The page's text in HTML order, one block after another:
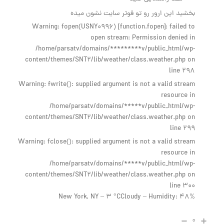
بخشید این ارور رو تو فوتر سایت نشون میده
Warning: fopen(USNY0996) [function.fopen]: failed to
open stream: Permission denied in
/home/parsatv/domains/*********v/public_html/wp-
content/themes/SNT2/lib/weather/class.weather.php on
line 298
Warning: fwrite(): supplied argument is not a valid stream
resource in
/home/parsatv/domains/*****v/public_html/wp-
content/themes/SNT2/lib/weather/class.weather.php on
line 299
Warning: fclose(): supplied argument is not a valid stream
resource in
/home/parsatv/domains/*****v/public_html/wp-
content/themes/SNT2/lib/weather/class.weather.php on
line 300
New York, NY – 3 °CCloudy – Humidity: 48%
۰